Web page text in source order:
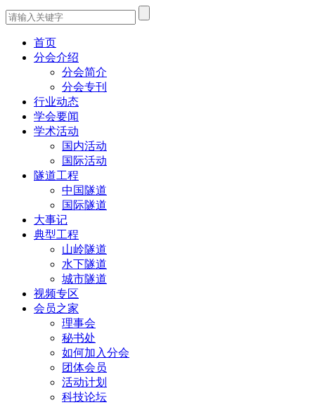
首页
分会介绍
分会简介
分会专刊
行业动态
学会要闻
学术活动
国内活动
国际活动
隧道工程
中国隧道
国际隧道
大事记
典型工程
山岭隧道
水下隧道
城市隧道
视频专区
会员之家
理事会
秘书处
如何加入分会
团体会员
活动计划
科技论坛